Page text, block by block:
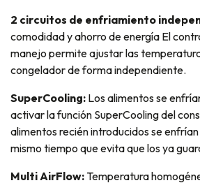
2 circuitos de enfriamiento
comodidad y ahorro de energía El
manejo permite ajustar las
congelador de forma independiente.
SuperCooling: Los alimentos se
activar la función SuperCooling del
alimentos recién introducidos se
mismo tiempo que evita que los ya
Multi AirFlow: Temperatura